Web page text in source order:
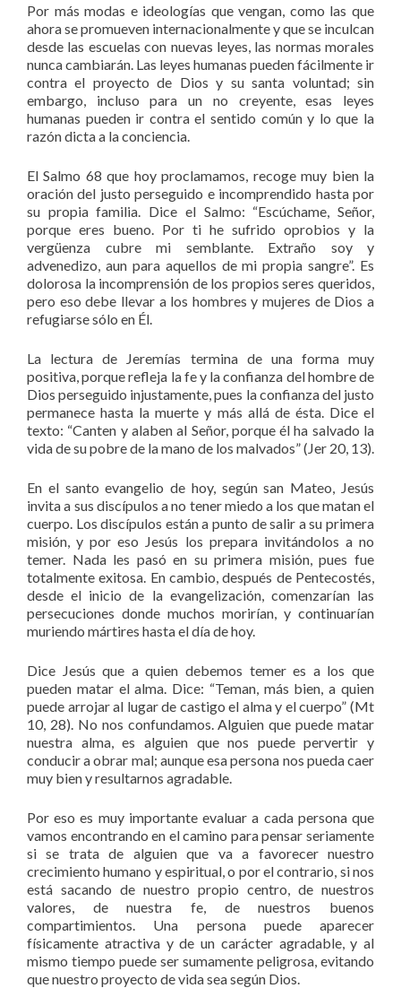
Por más modas e ideologías que vengan, como las que
ahora se promueven internacionalmente y que se inculcan
desde las escuelas con nuevas leyes, las normas morales
nunca cambiarán. Las leyes humanas pueden fácilmente ir
contra el proyecto de Dios y su santa voluntad; sin
embargo, incluso para un no creyente, esas leyes
humanas pueden ir contra el sentido común y lo que la
razón dicta a la conciencia.
El Salmo 68 que hoy proclamamos, recoge muy bien la
oración del justo perseguido e incomprendido hasta por
su propia familia. Dice el Salmo: “Escúchame, Señor,
porque eres bueno. Por ti he sufrido oprobios y la
vergüenza cubre mi semblante. Extraño soy y
advenedizo, aun para aquellos de mi propia sangre”. Es
dolorosa la incomprensión de los propios seres queridos,
pero eso debe llevar a los hombres y mujeres de Dios a
refugiarse sólo en Él.
La lectura de Jeremías termina de una forma muy
positiva, porque refleja la fe y la confianza del hombre de
Dios perseguido injustamente, pues la confianza del justo
permanece hasta la muerte y más allá de ésta. Dice el
texto: “Canten y alaben al Señor, porque él ha salvado la
vida de su pobre de la mano de los malvados” (Jer 20, 13).
En el santo evangelio de hoy, según san Mateo, Jesús
invita a sus discípulos a no tener miedo a los que matan el
cuerpo. Los discípulos están a punto de salir a su primera
misión, y por eso Jesús los prepara invitándolos a no
temer. Nada les pasó en su primera misión, pues fue
totalmente exitosa. En cambio, después de Pentecostés,
desde el inicio de la evangelización, comenzarían las
persecuciones donde muchos morirían, y continuarían
muriendo mártires hasta el día de hoy.
Dice Jesús que a quien debemos temer es a los que
pueden matar el alma. Dice: “Teman, más bien, a quien
puede arrojar al lugar de castigo el alma y el cuerpo” (Mt
10, 28). No nos confundamos. Alguien que puede matar
nuestra alma, es alguien que nos puede pervertir y
conducir a obrar mal; aunque esa persona nos pueda caer
muy bien y resultarnos agradable.
Por eso es muy importante evaluar a cada persona que
vamos encontrando en el camino para pensar seriamente
si se trata de alguien que va a favorecer nuestro
crecimiento humano y espiritual, o por el contrario, si nos
está sacando de nuestro propio centro, de nuestros
valores, de nuestra fe, de nuestros buenos
compartimientos. Una persona puede aparecer
físicamente atractiva y de un carácter agradable, y al
mismo tiempo puede ser sumamente peligrosa, evitando
que nuestro proyecto de vida sea según Dios.